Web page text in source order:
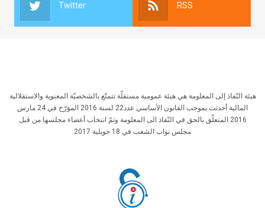
Twitter RSS
هيئة النّفاذ إلى المعلومة هي هيئة عمومية مستقلّة تتمتّع بالشخصيّة المعنوية والاستقلالية
المالية أحدثت بموجب القانون الأساسي عدد22 لسنة 2016 المؤرّخ في 24 مارس
2016 المتعلّق بالحق في النّفاذ الى المعلومة وتمّ انتخاب أعضاء مجلسها من قبل
مجلس نواب الشعب في 18 جويلية 2017